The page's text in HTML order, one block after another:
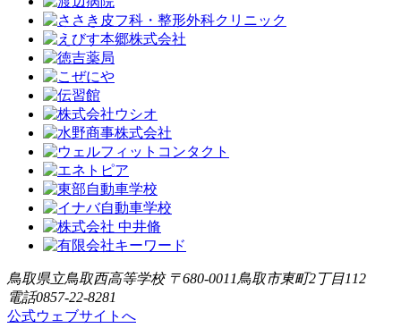
鳥取県立鳥取西高等学校 〒680-0011鳥取市東町2丁目112
電話0857-22-8281
公式ウェブサイトへ